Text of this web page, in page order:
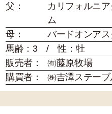
父：
カリフォルニ
ム
母：
バードオンアス
馬齢：3 / 性：牡
販売者：
㈲藤原牧場
購買者：
㈱吉澤ステーブ